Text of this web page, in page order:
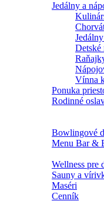
Jedálny a
Detské
Vínna
Ponuka
Rodinné
Bowlingové
Menu Bar &
Wellness pre
Sauny a
Maséri
Cenník